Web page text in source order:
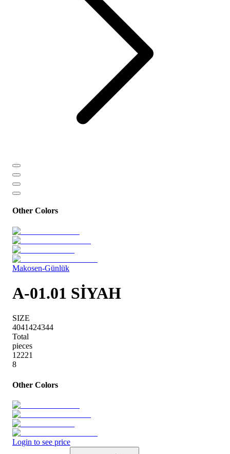
Other Colors
Makosen-Günlük
A-01.01 SİYAH
SIZE
4041424344
Total
pieces
12221
8
Other Colors
Login to see price